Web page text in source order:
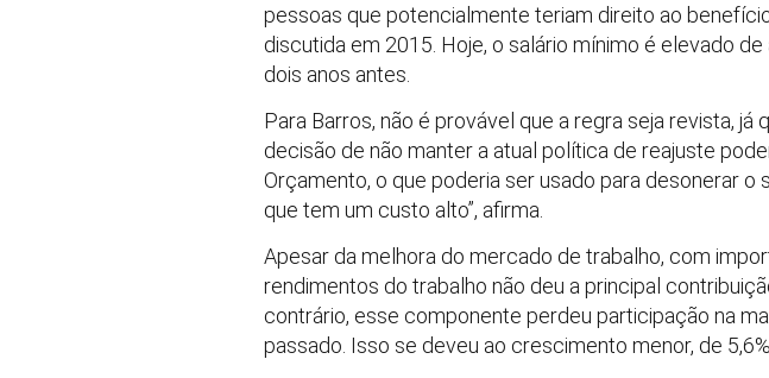
pessoas que potencialmente teriam direito ao
discutida em 2015. Hoje, o salário mínimo é elevado
dois anos antes.
Para Barros, não é provável que a regra seja revista,
decisão de não manter a atual política de reajuste
Orçamento, o que poderia ser usado para desonerar
que tem um custo alto”, afirma.
Apesar da melhora do mercado de trabalho, com
rendimentos do trabalho não deu a principal
contrário, esse componente perdeu participação na
passado. Isso se deveu ao crescimento menor, de